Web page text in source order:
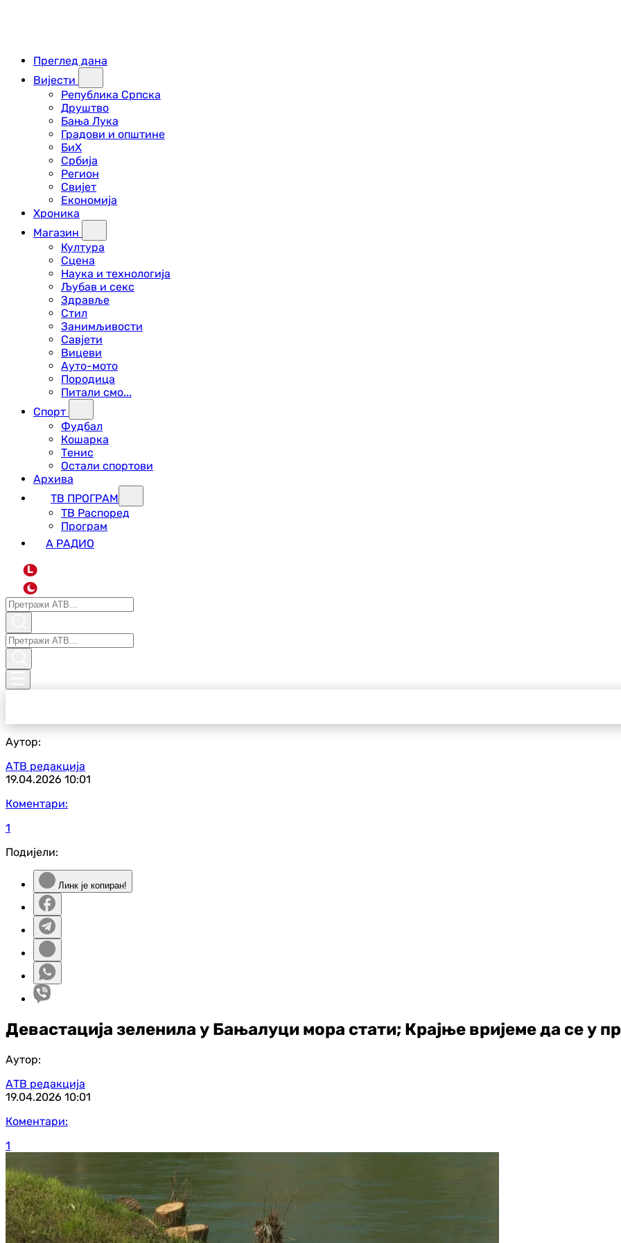
Преглед дана
Вијести
Република Српска
Друштво
Бања Лука
Градови и општине
БиХ
Србија
Регион
Свијет
Економија
Хроника
Магазин
Култура
Сцена
Наука и технологија
Љубав и секс
Здравље
Стил
Занимљивости
Савјети
Вицеви
Ауто-мото
Породица
Питали смо...
Спорт
Фудбал
Кошарка
Тенис
Остали спортови
Архива
ТВ ПРОГРАМ
ТВ Распоред
Програм
А РАДИО
L
Аутор:
АТВ редакција
19.04.2026 10:01
Коментари:
1
Подијели:
Линк је копиран!
Девастација зеленила у Бањалуци мора стати; Крајње вријеме да се у
Аутор:
АТВ редакција
19.04.2026 10:01
Коментари:
1